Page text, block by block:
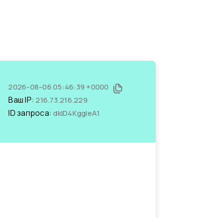
2026-08-06 05:46:39 +0000
Ваш IP:216.73.216.229
ID запроса:dkID4KggIeA1